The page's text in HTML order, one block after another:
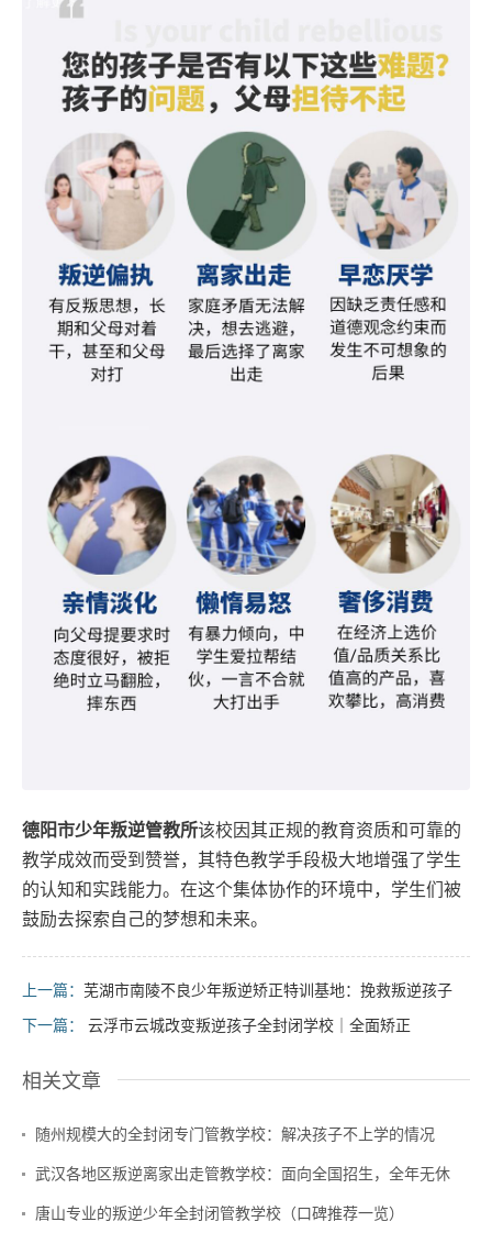
德阳市少年叛逆管教所该校因其正规的教育资质和可靠的
教学成效而受到赞誉，其特色教学手段极大地增强了学生
的认知和实践能力。在这个集体协作的环境中，学生们被
鼓励去探索自己的梦想和未来。
上一篇： 芜湖市南陵不良少年叛逆矫正特训基地：挽救叛逆孩子
下一篇：
云浮市云城改变叛逆孩子全封闭学校｜全面矫正
相关文章
随州规模大的全封闭专门管教学校：解决孩子不上学的情况
武汉各地区叛逆离家出走管教学校：面向全国招生，全年无休
唐山专业的叛逆少年全封闭管教学校（口碑推荐一览）